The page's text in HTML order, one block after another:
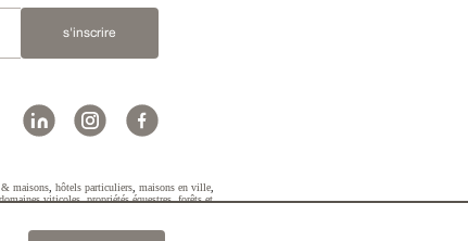
s'inscrire
& maisons hôtels particuliers maisons en ville
domaines viticoles,propriétés équestres,forêts et